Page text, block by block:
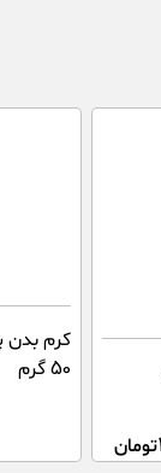
تومان
کرم
50 گرم